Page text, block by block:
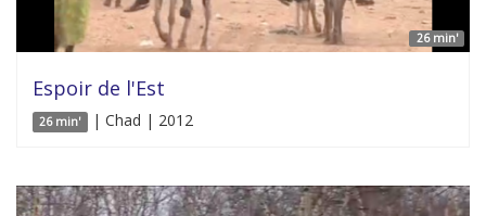
26 min'
Espoir de l'Est
26 min' | Chad | 2012